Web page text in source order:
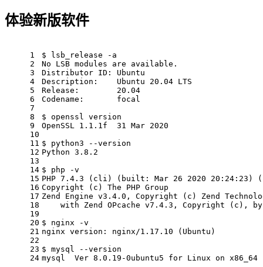
体验新版软件
1
2
3
4
5
6
7
8
9
10
11
12
13
14
15
16
17
18
19
20
21
22
23
24
$ lsb_release -a
No LSB modules are available.
Distributor ID: Ubuntu
Description:    Ubuntu 20.04 LTS
Release:        20.04
Codename:       focal
$ openssl version
OpenSSL 1.1.1f  31 Mar 2020
$ python3 --version
Python 3.8.2
$ php -v
PHP 7.4.3 (cli) (built: Mar 26 2020 20:24:23) (
Copyright (c) The PHP Group
Zend Engine v3.4.0, Copyright (c) Zend
with Zend OPcache v7.4.3, Copyright (c),
$ nginx -v
nginx version: nginx/1.17.10 (Ubuntu)
$ mysql --version
mysql  Ver 8.0.19-0ubuntu5 for Linux on x86_64